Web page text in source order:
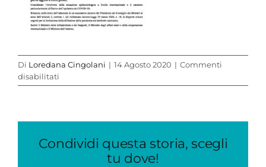
Di Loredana Cingolani | 14 Agosto 2020 | Commenti
disabilitati
ord_12_ago_min_sal
Condividi questa storia, scegli
tu dove!